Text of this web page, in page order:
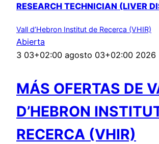
RESEARCH TECHNICIAN (LIVER
Vall d’Hebron Institut de Recerca (VHIR)
Abierta
3 03+02:00 agosto 03+02:00 2026
MÁS OFERTAS DE
D’HEBRON
RECERCA (VHIR)